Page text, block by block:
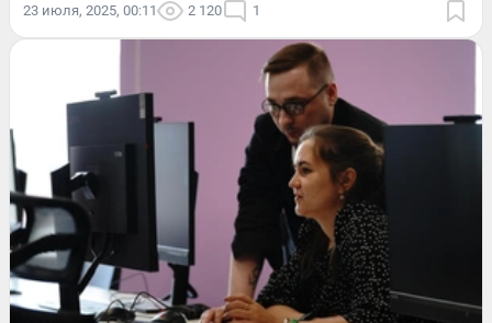
23 июля, 2025, 00:11 2 120 1